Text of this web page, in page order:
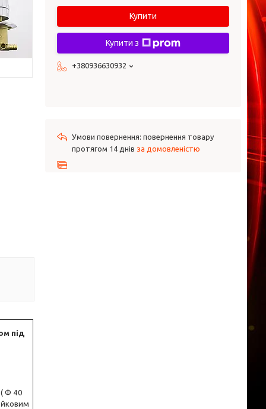
під
Ф 40
Купити
Купити з
+380936630932
повернення товару
протягом 14 днів за домовленістю